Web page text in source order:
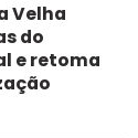
Velha
do
e retoma